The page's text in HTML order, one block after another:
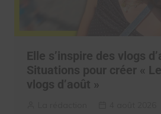
Elle s’inspire des vlogs
Situations pour créer «
vlogs d’août »